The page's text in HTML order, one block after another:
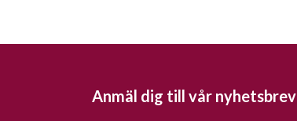
Anmäl dig till vår nyhetsbrev